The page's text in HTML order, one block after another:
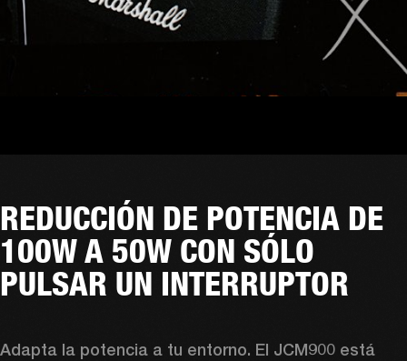
REDUCCIÓN DE POTENCIA DE
100W A 50W CON SÓLO
PULSAR UN INTERRUPTOR
Adapta la potencia a tu entorno. El JCM900 está